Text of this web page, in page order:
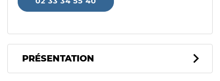
PRÉSENTATION